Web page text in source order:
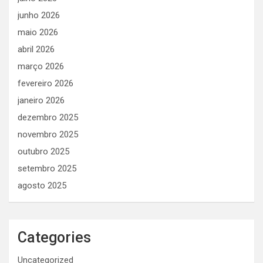
junho 2026
maio 2026
abril 2026
março 2026
fevereiro 2026
janeiro 2026
dezembro 2025
novembro 2025
outubro 2025
setembro 2025
agosto 2025
Categories
Uncategorized